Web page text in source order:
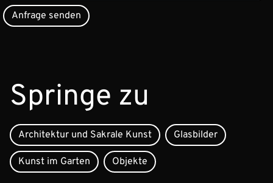
Springe zu
Architektur und Sakrale Kunst Glasbilder
Kunst im Garten Objekte